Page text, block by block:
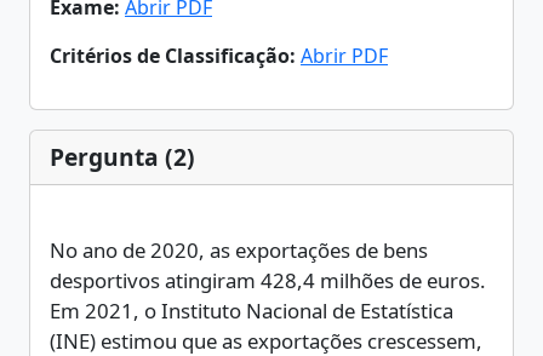
Exame: Abrir PDF
Critérios de Classificação: Abrir PDF
Pergunta (2)
No ano de 2020, as exportações de bens
desportivos atingiram 428,4 milhões de euros.
Em 2021, o Instituto Nacional de Estatística
(INE) estimou que as exportações crescessem,